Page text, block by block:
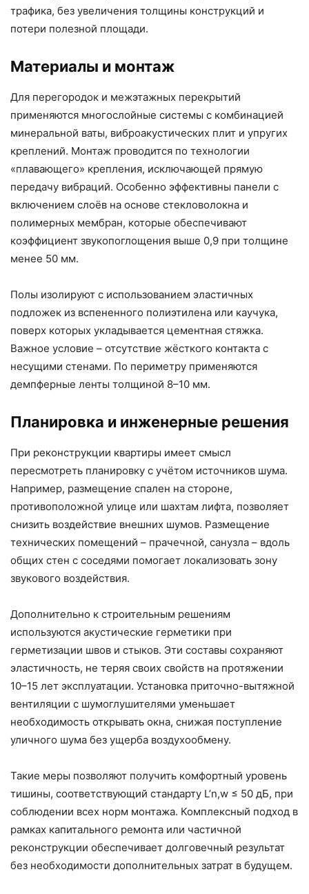
трафика, без увеличения толщины конструкций и
потери полезной площади.
Материалы и монтаж
Для перегородок и межэтажных перекрытий
применяются многослойные системы с комбинацией
минеральной ваты, виброакустических плит и упругих
креплений. Монтаж проводится по технологии
«плавающего» крепления, исключающей прямую
передачу вибраций. Особенно эффективны панели с
включением слоёв на основе стекловолокна и
полимерных мембран, которые обеспечивают
коэффициент звукопоглощения выше 0,9 при толщине
менее 50 мм.
Полы изолируют с использованием эластичных
подложек из вспененного полиэтилена или каучука,
поверх которых укладывается цементная стяжка.
Важное условие – отсутствие жёсткого контакта с
несущими стенами. По периметру применяются
демпферные ленты толщиной 8–10 мм.
Планировка и инженерные решения
При реконструкции квартиры имеет смысл
пересмотреть планировку с учётом источников шума.
Например, размещение спален на стороне,
противоположной улице или шахтам лифта, позволяет
снизить воздействие внешних шумов. Размещение
технических помещений – прачечной, санузла – вдоль
общих стен с соседями помогает локализовать зону
звукового воздействия.
Дополнительно к строительным решениям
используются акустические герметики при
герметизации швов и стыков. Эти составы сохраняют
эластичность, не теряя своих свойств на протяжении
10–15 лет эксплуатации. Установка приточно-вытяжной
вентиляции с шумоглушителями уменьшает
необходимость открывать окна, снижая поступление
уличного шума без ущерба воздухообмену.
Такие меры позволяют получить комфортный уровень
тишины, соответствующий стандарту L’n,w ≤ 50 дБ, при
соблюдении всех норм монтажа. Комплексный подход в
рамках капитального ремонта или частичной
реконструкции обеспечивает долговечный результат
без необходимости дополнительных затрат в будущем.